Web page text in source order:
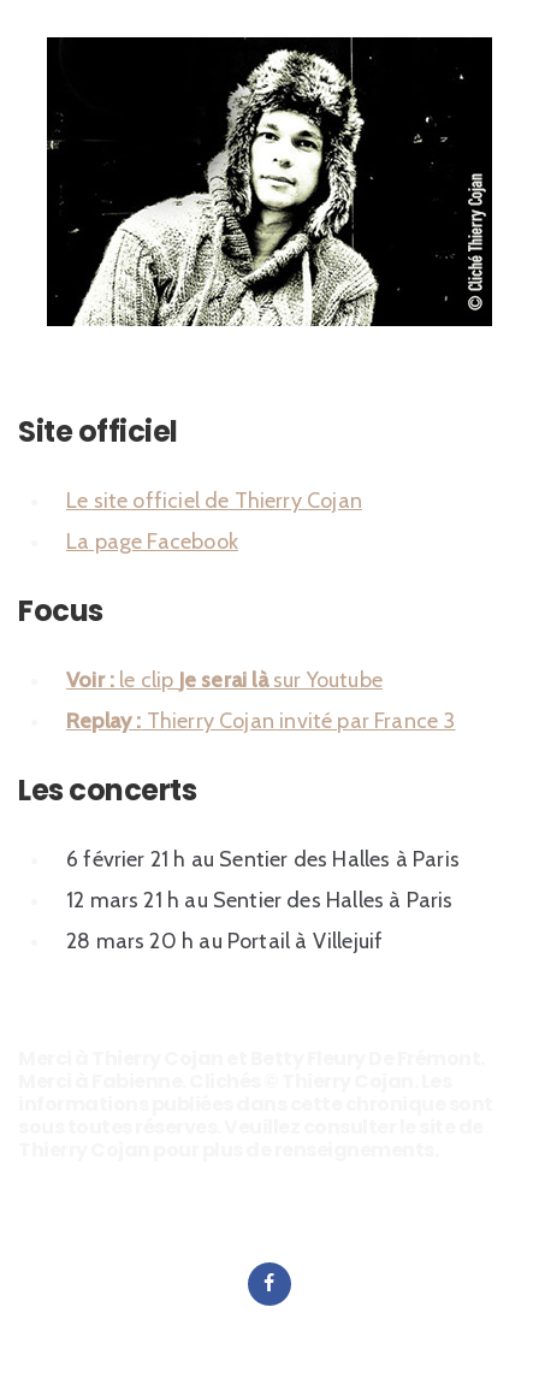
Site officiel
Le site officiel de Thierry Cojan
La page Facebook
Focus
Voir : le clip Je serai làsur Youtube
Replay : Thierry Cojan invité par France 3
Les concerts
6 février 21 h au Sentier des Halles à Paris
12 mars 21 h au Sentier des Halles à Paris
28 mars 20 h au Portail à Villejuif